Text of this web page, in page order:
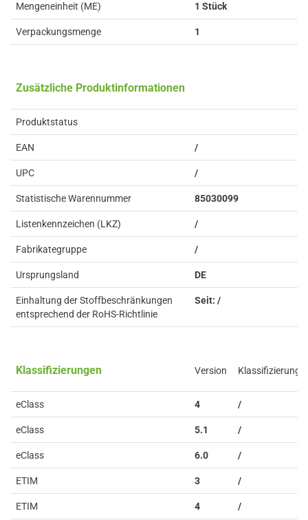
Mengeneinheit (ME) 1 Stück
Verpackungsmenge 1
Zusätzliche Produktinformationen
Produktstatus
EAN /
UPC /
Statistische Warennummer 85030099
Listenkennzeichen (LKZ) /
Fabrikategruppe /
Ursprungsland DE
Einhaltung der Stoffbeschränkungen
entsprechend der RoHS-Richtlinie
Seit: /
Klassifizierungen Version Klassifizierung
eClass 4 /
eClass 5.1 /
eClass 6.0 /
ETIM 3 /
ETIM 4 /